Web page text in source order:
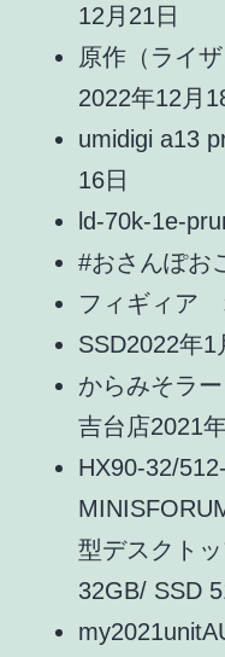
12月21日
原作（ライ
2022年12月
umidigi a13
16日
ld-70k-1e-
#おさんぽお
フィギィア
SSD2022年1
からみそラ
吉台店2021
HX90-32/
型デスクト
32GB/ SSD
my2021unit